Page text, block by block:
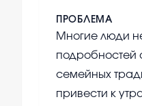
ПРОБЛЕМА
Многие люди
подробностей
семейных
привести к